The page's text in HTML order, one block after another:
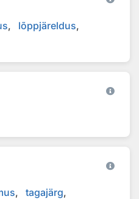
lõppjäreldus
tagajärg